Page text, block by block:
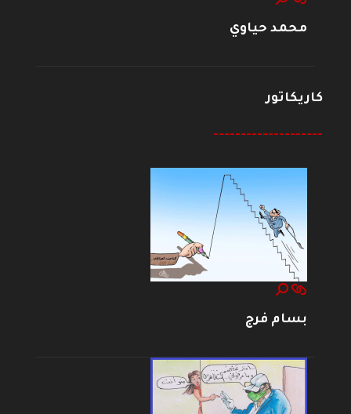
محمد حياوي
كاريكاتور
--------------------
بسام فرج